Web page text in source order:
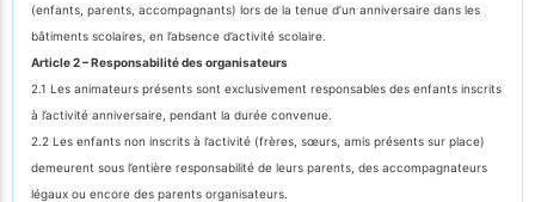
(enfants, parents, accompagnants) lors de la tenue d’un anniversaire dans les
bâtiments scolaires, en l’absence d’activité scolaire.
Article 2 – Responsabilité des organisateurs
2.1 Les animateurs présents sont exclusivement responsables des enfants inscrits
à l’activité anniversaire, pendant la durée convenue.
2.2 Les enfants non inscrits à l’activité (frères, sœurs, amis présents sur place)
demeurent sous l’entière responsabilité de leurs parents, des accompagnateurs
légaux ou encore des parents organisateurs.